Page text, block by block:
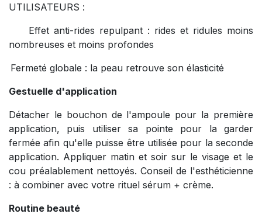
UTILISATEURS :
Effet anti-rides repulpant : rides et ridules moins
nombreuses et moins profondes
Fermeté globale : la peau retrouve son élasticité
Gestuelle d'application
Détacher le bouchon de l'ampoule pour la première
application, puis utiliser sa pointe pour la garder
fermée afin qu'elle puisse être utilisée pour la seconde
application. Appliquer matin et soir sur le visage et le
cou préalablement nettoyés. Conseil de l'esthéticienne
: à combiner avec votre rituel sérum + crème.
Routine beauté